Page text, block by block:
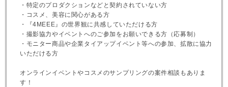
・特定のプロダクションなどと契約されていない方
・コスメ、美容に関心がある方
・『4MEEE』の世界観に共感していただける方
・撮影協力やイベントへのご参加をお願いできる方（応募制）
・モニター商品や企業タイアップイベント等への参加、拡散に協力
いただける方
オンラインイベントやコスメのサンプリングの案件相談もありま
す！